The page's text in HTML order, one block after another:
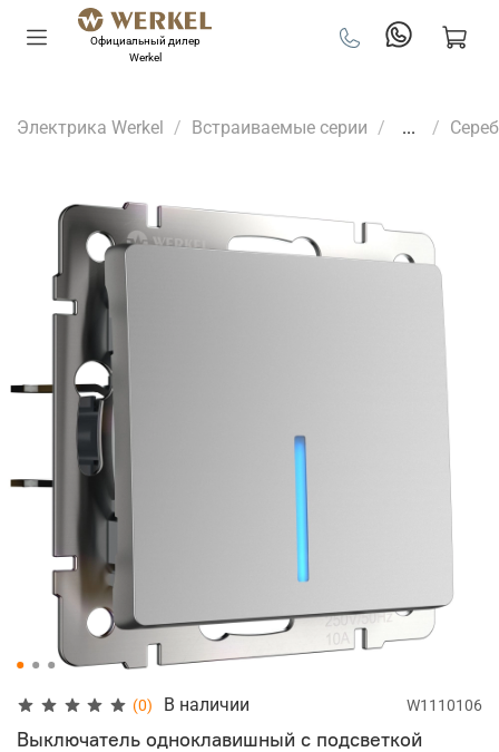
Официальный дилер
Werkel
Электрика Werkel Встраиваемые серии ...
(0) В наличии W1110106
Выключатель одноклавишный с подсветкой